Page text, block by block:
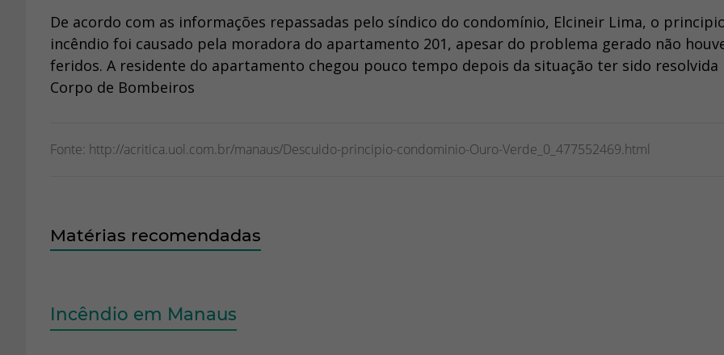
De acordo com as informações repassadas pelo síndico do condomínio, Elcineir Lima, o
incêndio foi causado pela moradora do apartamento 201, apesar do problema gerado não
feridos. A residente do apartamento chegou pouco tempo depois da situação ter sido resolvida
Corpo de Bombeiros
Fonte: http://acritica.uol.com.br/manaus/Descuido-principio-condominio-Ouro-Verde_0_477552469.html
Matérias recomendadas
Incêndio em Manaus